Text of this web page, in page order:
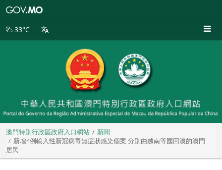
別
33°C
澳門特別行政區政府入口網站
新聞
新增4例輸入性新冠病毒無症狀感染個案 分別由越南等國回澳的澳門
居民